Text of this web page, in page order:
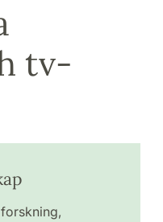
tv-